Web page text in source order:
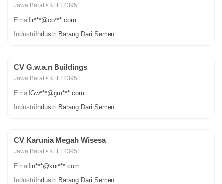
Jawa Barat • KBLI 23951
Emailir***@co***.com
IndustriIndustri Barang Dari Semen
CV G.w.a.n Buildings
Jawa Barat • KBLI 23951
EmailGw***@gm***.com
IndustriIndustri Barang Dari Semen
CV Karunia Megah Wisesa
Jawa Barat • KBLI 23951
Emailin***@km***.com
IndustriIndustri Barang Dari Semen